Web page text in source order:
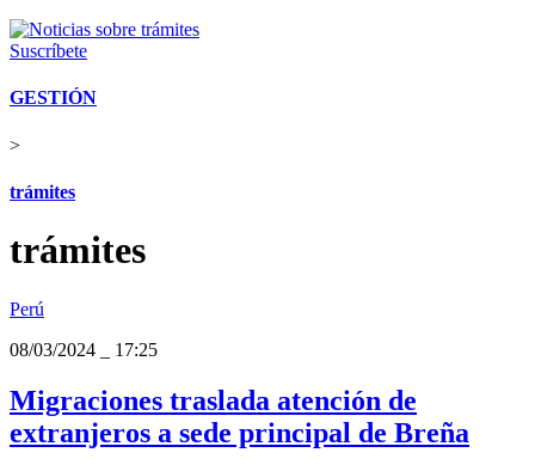
Suscríbete
GESTIÓN
>
trámites
trámites
Perú
08/03/2024
17:25
Migraciones traslada atención de
extranjeros a sede principal de Breña